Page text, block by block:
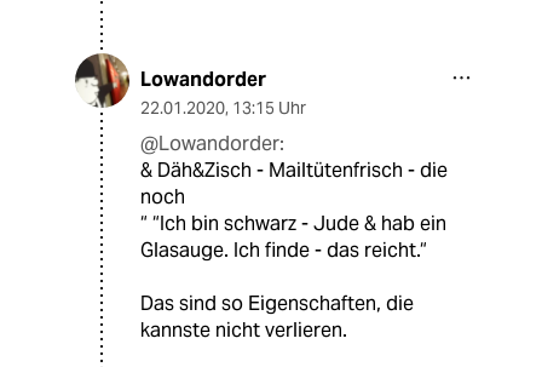
Lowandorder
22.01.2020, 13:15 Uhr
@Lowandorder:
& Däh&Zisch - Mailtütenfrisch - die
noch
“ “Ich bin schwarz - Jude & hab ein
Glasauge. Ich finde - das reicht.“
Das sind so Eigenschaften, die
kannste nicht verlieren.